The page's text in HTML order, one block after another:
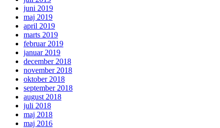
juni 2019
maj 2019
april 2019
marts 2019
februar 2019
januar 2019
december 2018
november 2018
oktober 2018
september 2018
august 2018
juli 2018
maj 2018
maj 2016